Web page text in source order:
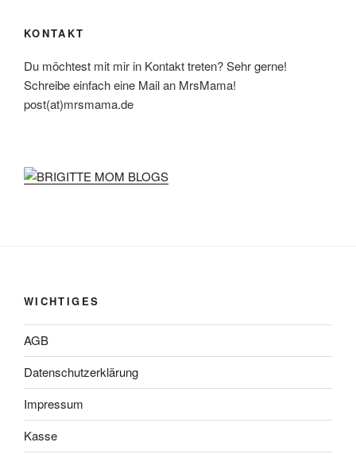
KONTAKT
Du möchtest mit mir in Kontakt treten? Sehr gerne!
Schreibe einfach eine Mail an MrsMama!
post(at)mrsmama.de
WICHTIGES
AGB
Datenschutzerklärung
Impressum
Kasse